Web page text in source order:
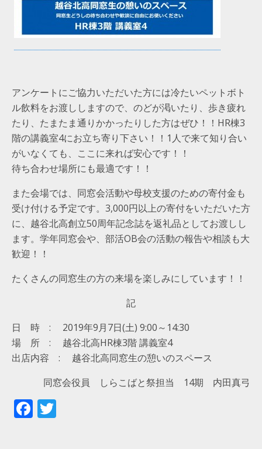
アンケートにご協力いただいた方には冷たいペットボト
ル飲料をお渡ししますので、のどが渇いたり、歩き疲れ
たり、たまたま通りかかったりした方はぜひ！！HR棟3
階の講義室4にお立ち寄り下さい！！1人で来て知り合い
がいなくても、ここに来れば安心です！！
待ち合わせ場所にも最適です！！
また会場では、同窓会活動や母校支援のための寄付金も
受け付ける予定です。3,000円以上の寄付をいただいた方
に、越谷北高創立50周年記念誌を返礼品としてお渡しし
ます。学年同窓会や、部活OB会の活動の報告や相談も大
歓迎！！
たくさんの同窓生の方の来場を楽しみにしています！！
記
日 時 : 2019年9月7日(土) 9:00～14:30
場 所 : 越谷北高HR棟3階 講義室4
出店内容 : 越谷北高同窓生の憩いのスペース
同窓会役員 しらこばと祭担当 14期 内田真弓
F